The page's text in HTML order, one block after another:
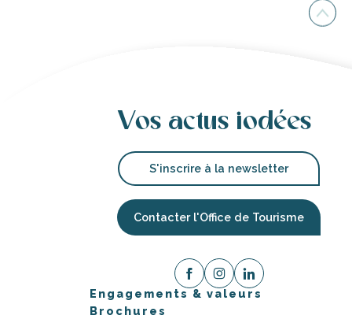
Vos actus iodées
S'inscrire à la newsletter
Contacter l'Office de Tourisme
Engagements & valeurs
Brochures